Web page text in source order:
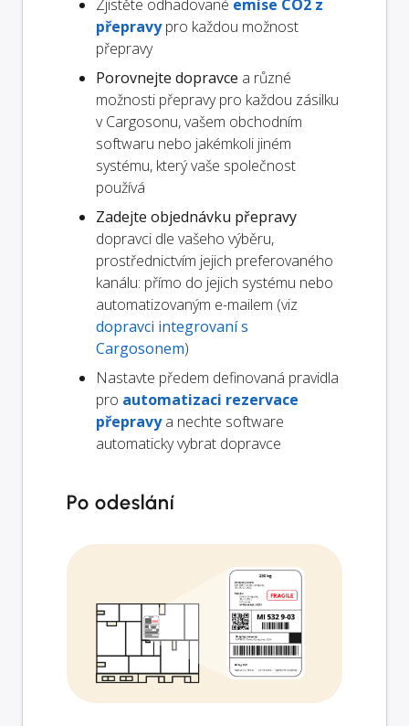
Zjistěte odhadované emise CO2 z
přepravypro každou možnost
přepravy
Porovnejte dopravce a různé
možnosti přepravy pro každou zásilku
v Cargosonu, vašem obchodním
softwaru nebo jakémkoli jiném
systému, který vaše společnost
používá
Zadejte objednávku přepravy
dopravci dle vašeho výběru,
prostřednictvím jejich preferovaného
kanálu: přímo do jejich systému nebo
automatizovaným e-mailem (viz
dopravci integrovaní s
Cargosonem)
Nastavte předem definovaná pravidla
pro automatizaci rezervace
přepravya nechte software
automaticky vybrat dopravce
Po odeslání